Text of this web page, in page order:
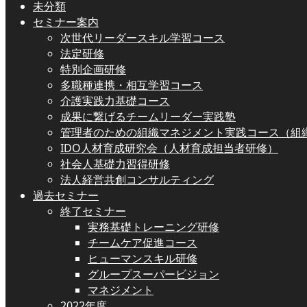
未分類
セミナー案内
次世代リーダースキル学習コース
法定研修
特別企画研修
多職種連携・相互学習コース
介護実践力基礎コース
成果に繋げるチームリーダー実践塾
管理者のための組織マネジメント実践コース（組
IDO人材育成研究会（人材育成担当者研修）
社会人基礎力習得研修
法人経営共創コンサルティング
過去セミナー
終了セミナー
実務基礎トレーニング研修
チームケア促進コース
ヒューマンスキル研修
グループスーパービジョン
マネジメント